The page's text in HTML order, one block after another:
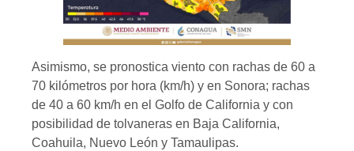
Asimismo, se pronostica viento con rachas de 60 a
70 kilómetros por hora (km/h) y en Sonora; rachas
de 40 a 60 km/h en el Golfo de California y con
posibilidad de tolvaneras en Baja California,
Coahuila, Nuevo León y Tamaulipas.